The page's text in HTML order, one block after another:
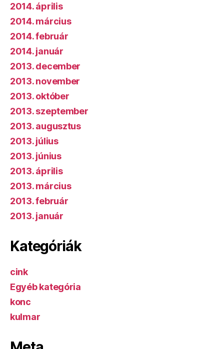
2014. április
2014. március
2014. február
2014. január
2013. december
2013. november
2013. október
2013. szeptember
2013. augusztus
2013. július
2013. június
2013. április
2013. március
2013. február
2013. január
Kategóriák
cink
Egyéb kategória
konc
kulmar